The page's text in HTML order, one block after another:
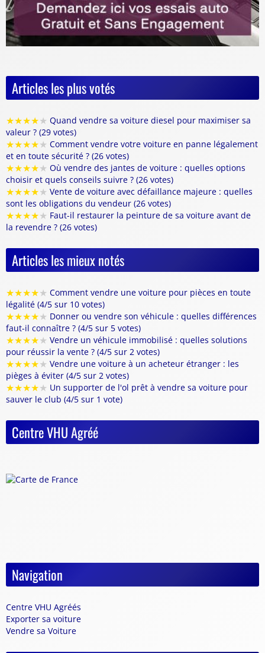
Articles les plus votés
★★★★★ Quand vendre sa voiture diesel pour maximiser sa
valeur ? (29 votes)
★★★★★ Comment vendre votre voiture en panne légalement
et en toute sécurité ? (26 votes)
★★★★★ Où vendre des jantes de voiture : quelles options
choisir et quels conseils suivre ? (26 votes)
★★★★★ Vente de voiture avec défaillance majeure : quelles
sont les obligations du vendeur (26 votes)
★★★★★ Faut-il restaurer la peinture de sa voiture avant de
la revendre ? (26 votes)
Articles les mieux notés
★★★★★ Comment vendre une voiture pour pièces en toute
légalité (4/5 sur 10 votes)
★★★★★ Donner ou vendre son véhicule : quelles différences
faut-il connaître ? (4/5 sur 5 votes)
★★★★★ Vendre un véhicule immobilisé : quelles solutions
pour réussir la vente ? (4/5 sur 2 votes)
★★★★★ Vendre une voiture à un acheteur étranger : les
pièges à éviter (4/5 sur 2 votes)
★★★★★ Un supporter de l'ol prêt à vendre sa voiture pour
sauver le club (4/5 sur 1 vote)
Centre VHU Agréé
Navigation
Centre VHU Agréés
Exporter sa voiture
Vendre sa Voiture